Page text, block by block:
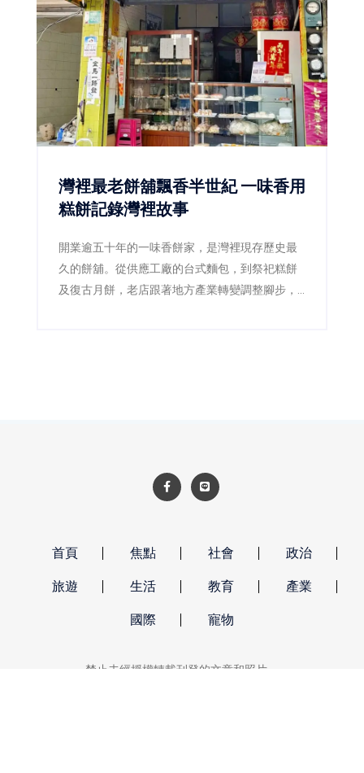
習慣。
灣裡最老餅舖飄香半世紀 一味香用
糕餅記錄灣裡故事
開業逾五十年的一味香餅家，是灣裡現存歷史最
久的餅舖。從供應工廠的台式麵包，到祭祀糕餅
及復古月餅，老店跟著地方產業轉變調整腳步，
首頁 焦點 社會 政治
旅遊 生活 教育 產業
國際 寵物
禁止未經授權轉載刊登的文章和照片。